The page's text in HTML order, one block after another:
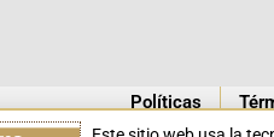
Políticas